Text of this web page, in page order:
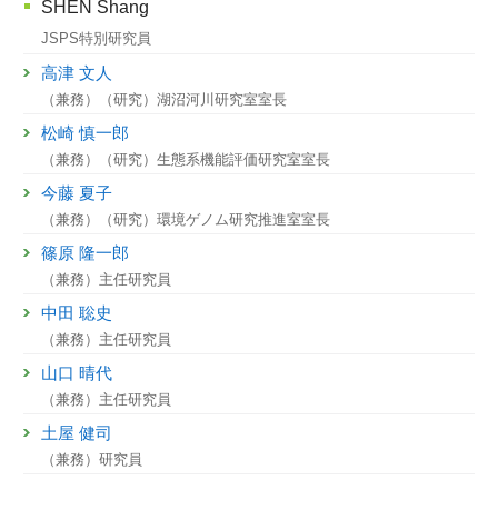
SHEN Shang
JSPS特別研究員
高津 文人
（兼務）（研究）湖沼河川研究室室長
松崎 慎一郎
（兼務）（研究）生態系機能評価研究室室長
今藤 夏子
（兼務）（研究）環境ゲノム研究推進室室長
篠原 隆一郎
（兼務）主任研究員
中田 聡史
（兼務）主任研究員
山口 晴代
（兼務）主任研究員
土屋 健司
（兼務）研究員